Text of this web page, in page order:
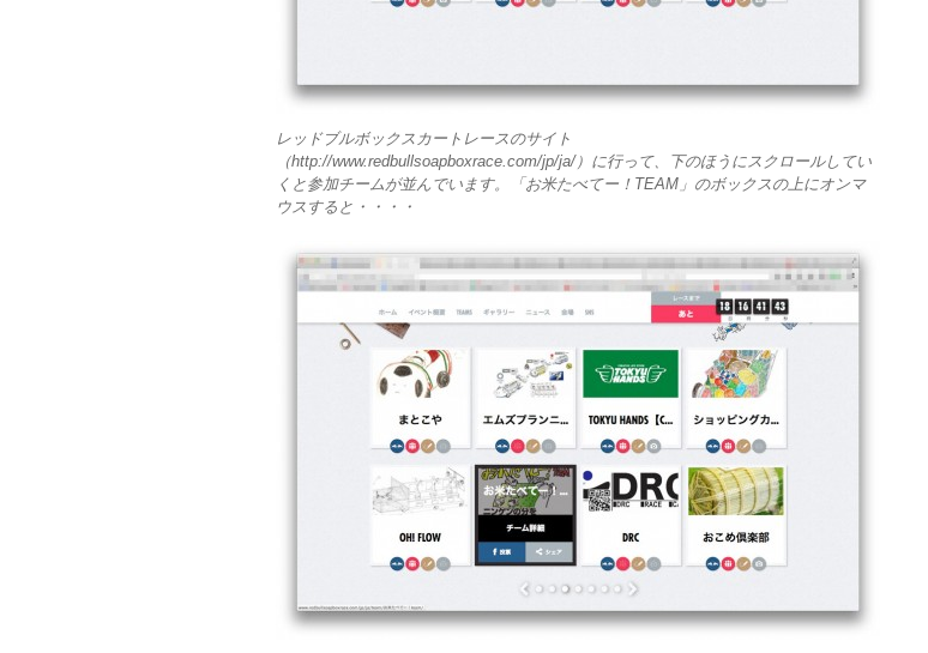
レッドブルボックスカートレースのサイト
（http://www.redbullsoapboxrace.com/jp/ja/）に行って、下のほうにスクロールしてい
くと参加チームが並んでいます。「お米たべてー！TEAM」のボックスの上にオンマ
ウスすると・・・・